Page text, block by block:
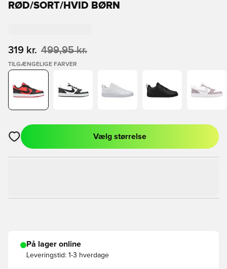
RØD/SORT/HVID BØRN
319 kr. 499,95 kr.
TILGÆNGELIGE FARVER
Åbner en Modal til at logge ind eller tilmelde dig som medlem
Vælg størrelse
På lager online
Leveringstid: 1-3 hverdage